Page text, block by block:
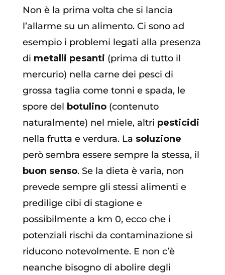
Non è la prima volta che si lancia
l’allarme su un alimento. Ci sono ad
esempio i problemi legati alla presenza
di metalli pesanti (prima di tutto il
mercurio) nella carne dei pesci di
grossa taglia come tonni e spada, le
spore del botulino(contenuto
naturalmente) nel miele, altri pesticidi
nella frutta e verdura. La soluzione
però sembra essere sempre la stessa, il
buon senso. Se la dieta è varia, non
prevede sempre gli stessi alimenti e
predilige cibi di stagione e
possibilmente a km 0, ecco che i
potenziali rischi da contaminazione si
riducono notevolmente. E non c’è
neanche bisogno di abolire degli